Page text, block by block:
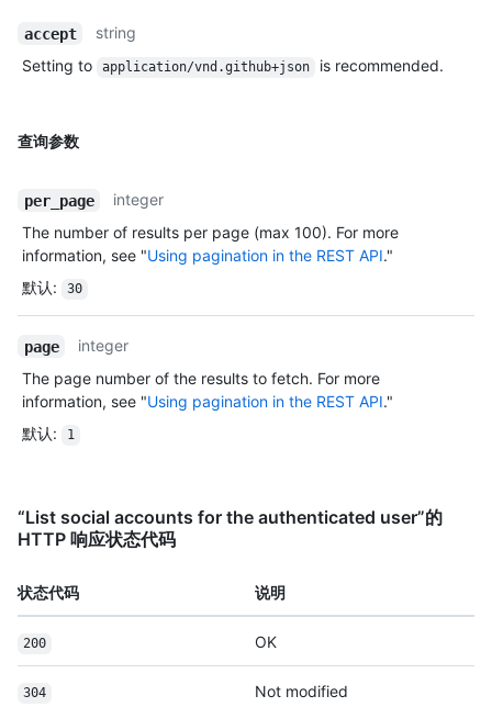
accept
string
Setting to
application/vnd.github+json is recommended.
查询参数
per_page
integer
The number of results per page (max 100). For more
information, see "Using pagination in the REST API."
默认: 30
page
integer
The page number of the results to fetch. For more
information, see "Using pagination in the REST API."
默认: 1
“List social accounts for the authenticated user”的
HTTP 响应状态代码
状态代码 说明
200 OK
304 Not modified